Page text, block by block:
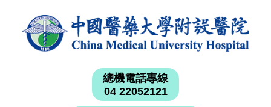
總機電話專線
04 22052121